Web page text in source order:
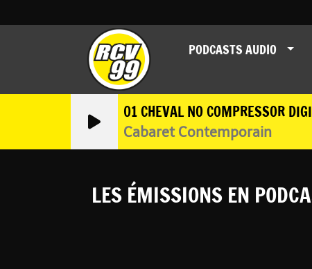
PODCASTS AUDIO
01 CHEVAL NO COMPRESSOR
Cabaret Contemporain
LES ÉMISSIONS EN